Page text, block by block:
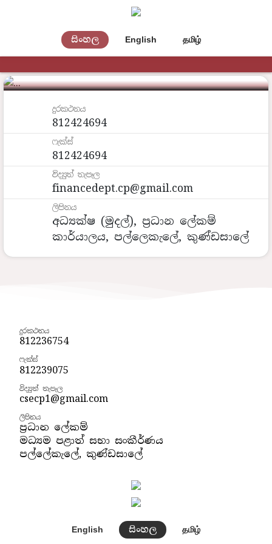
සිංහල English தமிழ்
මුදල් අංශය
දුරකථනය
812424694
ෆැක්ස්
812424694
විද්‍යුත් තැපෑල
financedept.cp@gmail.com
ලිපිනය
අධ්‍යක්ෂ (මුදල්), ප්‍රධාන ලේකම්
කාර්යාලය, පල්ලෙකැලේ, කුණ්ඩසාලේ
දුරකථනය
812236754
ෆැක්ස්
812239075
විද්‍යුත් තැපෑල
csecp1@gmail.com
ලිපිනය
ප්‍රධාන ලේකම්
මධ්‍යම පළාත් සභා සංකීර්ණය
පල්ලේකැලේ, කුණ්ඩසාලේ
English සිංහල தமிழ்